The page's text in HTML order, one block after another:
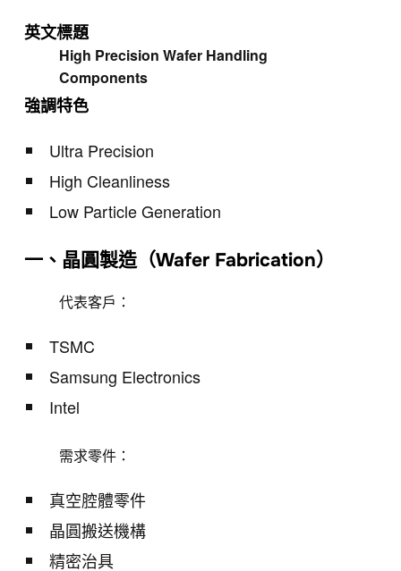
英文標題
High Precision Wafer Handling
Components
強調特色
Ultra Precision
High Cleanliness
Low Particle Generation
一、晶圓製造（Wafer Fabrication）
代表客戶：
TSMC
Samsung Electronics
Intel
需求零件：
真空腔體零件
晶圓搬送機構
精密治具